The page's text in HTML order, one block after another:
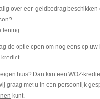
over een geldbedrag beschikken
lening
de optie open om nog eens op
krediet
huis? Dan kan een WOZ-
graag met u in een persoonlijk
kunt.